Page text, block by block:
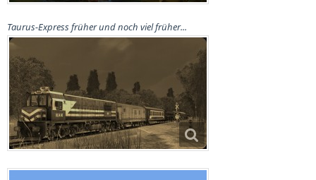
Taurus-Express früher und noch viel früher...